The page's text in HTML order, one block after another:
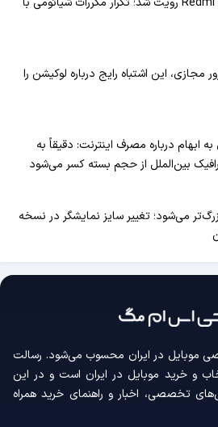
مجازی، این اشتباه رایج درباره لوکیشن را
ابهام درباره مصرف اینترنت: دقیقاً به
بین‌الملل از حجم بسته کسر می‌شود
پرو بزرگ‌تر می‌شود؛ تغییر سایز نمایشگر در نسخه
موبایل در ایران محسوب می‌شود. رسالت
و خرید موبایل در ایران است و در این
تخصصی، اخبار و راهنمای خرید همراه